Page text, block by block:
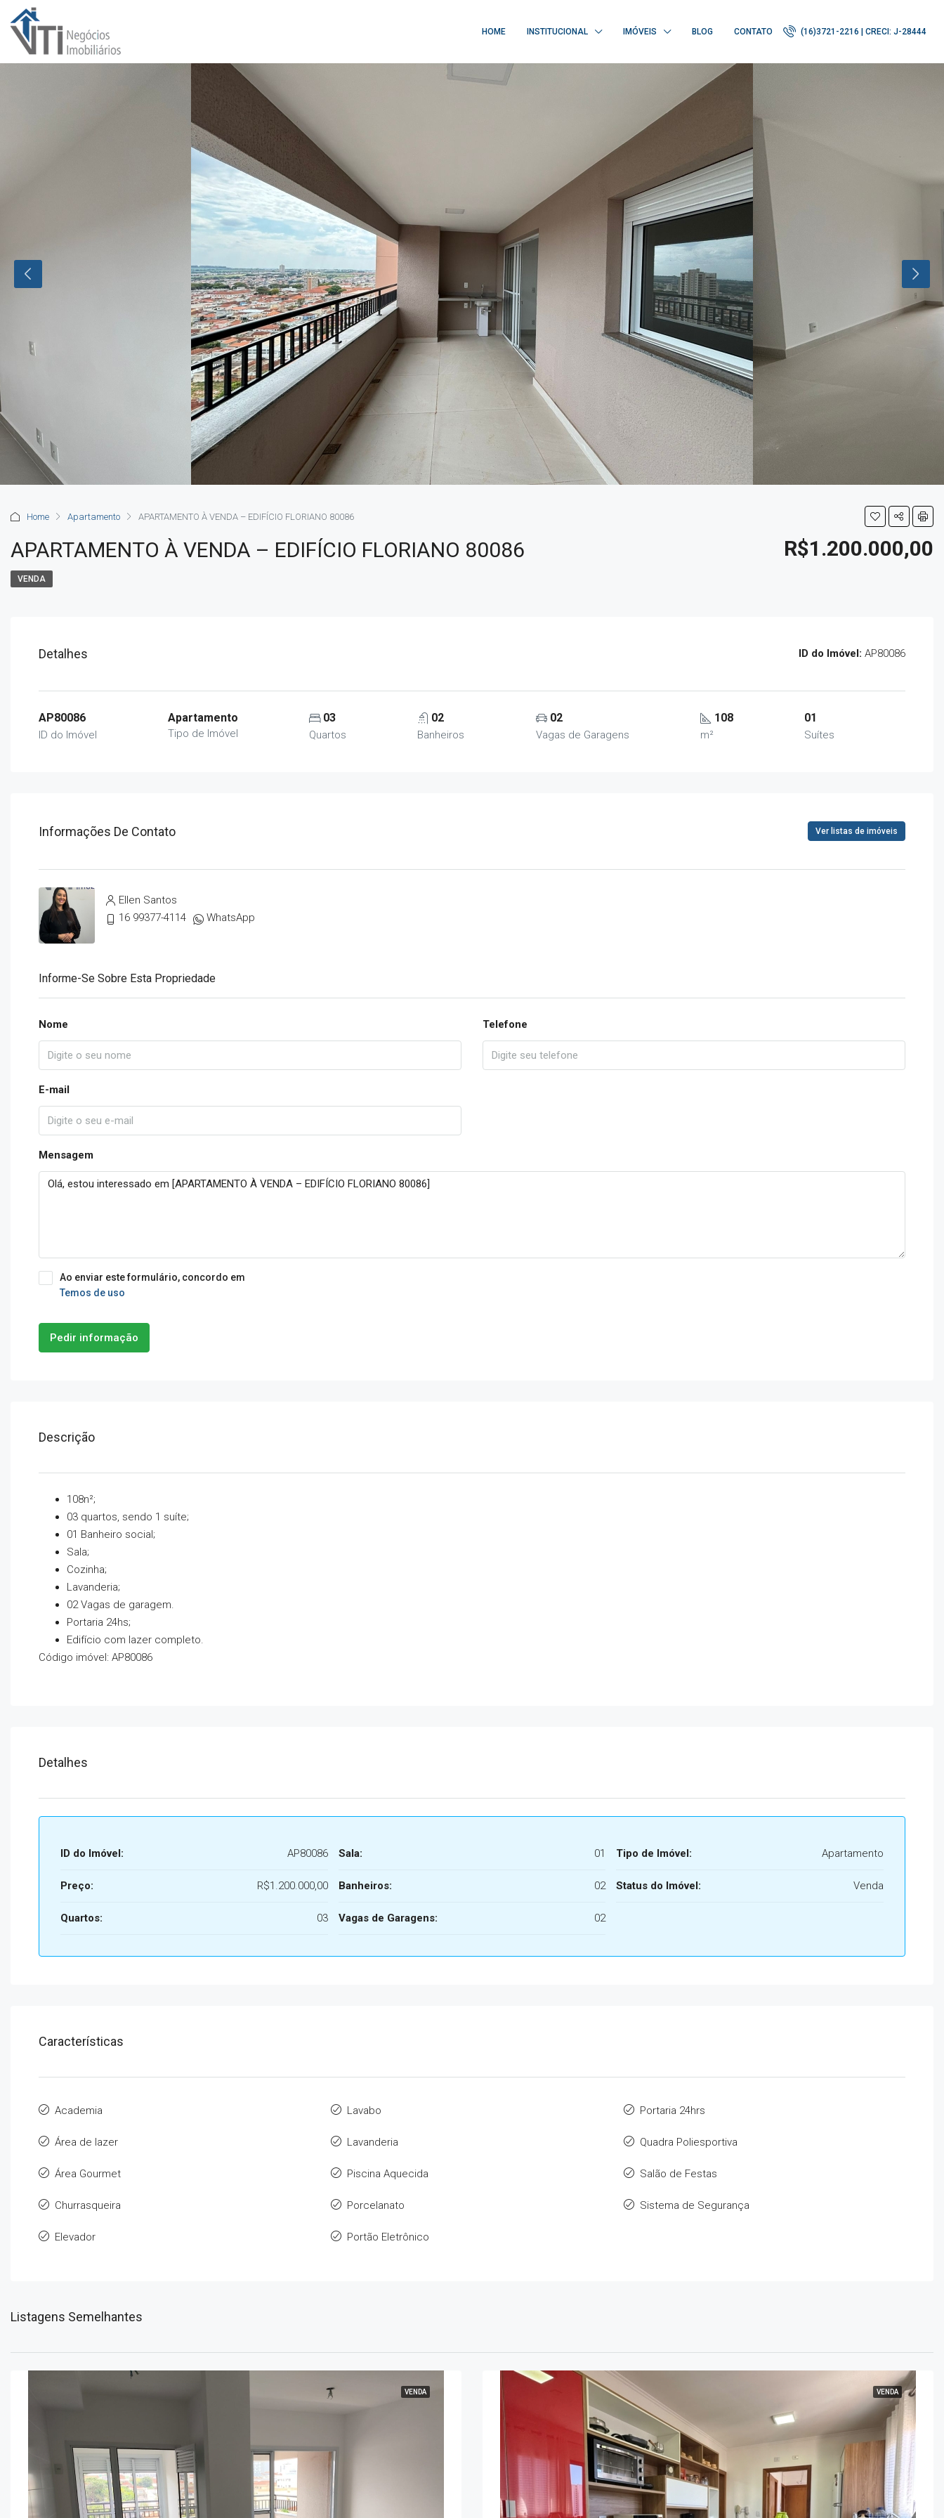
HOME INSTITUCIONAL IMÓVEIS BLOG CONTATO (16)3721-2216 | CRECI: J-28444
Home Apartamento APARTAMENTO À VENDA – EDIFÍCIO FLORIANO 80086
APARTAMENTO À VENDA – EDIFÍCIO FLORIANO 80086 R$1.200.000,00
VENDA
Detalhes ID do Imóvel: AP80086
AP80086
ID do Imóvel
Apartamento
Tipo de Imóvel
03
Quartos
02
Banheiros
02
Vagas de Garagens
108
m²
01
Suítes
Informações De Contato Ver listas de imóveis
Ellen Santos
16 99377-4114
WhatsApp
Informe-Se Sobre Esta Propriedade
Nome Telefone
E-mail
Mensagem
Ao enviar este formulário, concordo em
Temos de uso
Pedir informação
Descrição
108n²;
03 quartos, sendo 1 suíte;
01 Banheiro social;
Sala;
Cozinha;
Lavanderia;
02 Vagas de garagem.
Portaria 24hs;
Edifício com lazer completo.
Código imóvel: AP80086
Detalhes
ID do Imóvel: AP80086
Preço: R$1.200.000,00
Quartos: 03
Sala: 01
Banheiros: 02
Vagas de Garagens: 02
Tipo de Imóvel: Apartamento
Status do Imóvel: Venda
Características
Academia
Área de lazer
Área Gourmet
Churrasqueira
Elevador
Lavabo
Lavanderia
Piscina Aquecida
Porcelanato
Portão Eletrônico
Portaria 24hrs
Quadra Poliesportiva
Salão de Festas
Sistema de Segurança
Listagens Semelhantes
VENDA VENDA